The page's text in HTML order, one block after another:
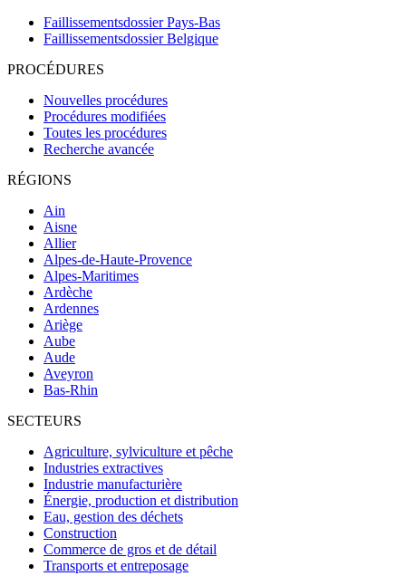
Faillissementsdossier Pays-Bas
Faillissementsdossier Belgique
PROCÉDURES
Nouvelles procédures
Procédures modifiées
Toutes les procédures
Recherche avancée
RÉGIONS
Ain
Aisne
Allier
Alpes-de-Haute-Provence
Alpes-Maritimes
Ardèche
Ardennes
Ariège
Aube
Aude
Aveyron
Bas-Rhin
SECTEURS
Agriculture, sylviculture et pêche
Industries extractives
Industrie manufacturière
Énergie, production et distribution
Eau, gestion des déchets
Construction
Commerce de gros et de détail
Transports et entreposage